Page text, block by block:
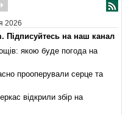
2026
Підписуйтесь на наш канал
якою буде погода на
прооперували серце та
відкрили збір на